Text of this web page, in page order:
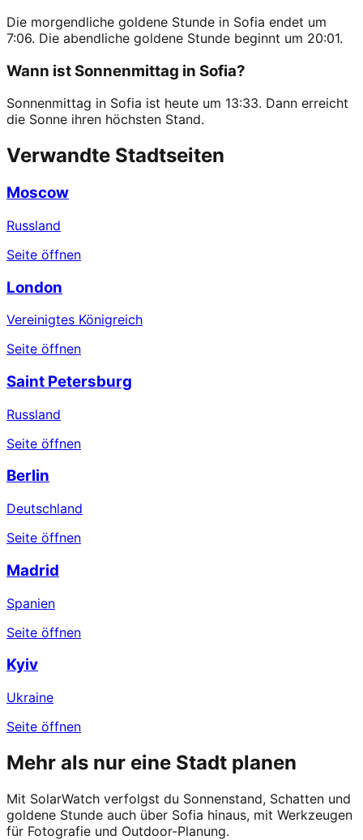
Die morgendliche goldene Stunde in Sofia endet um
7:06. Die abendliche goldene Stunde beginnt um 20:01.
Wann ist Sonnenmittag in Sofia?
Sonnenmittag in Sofia ist heute um 13:33. Dann erreicht
die Sonne ihren höchsten Stand.
Verwandte Stadtseiten
Moscow
Russland
Seite öffnen
London
Vereinigtes Königreich
Seite öffnen
Saint Petersburg
Russland
Seite öffnen
Berlin
Deutschland
Seite öffnen
Madrid
Spanien
Seite öffnen
Kyiv
Ukraine
Seite öffnen
Mehr als nur eine Stadt planen
Mit SolarWatch verfolgst du Sonnenstand, Schatten und
goldene Stunde auch über Sofia hinaus, mit Werkzeugen
für Fotografie und Outdoor-Planung.